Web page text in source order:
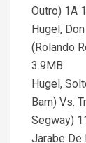
Outro) 1A
Hugel,
(Rolando
3.9MB
Hugel,
Bam) Vs.
Segway)
Jarabe De